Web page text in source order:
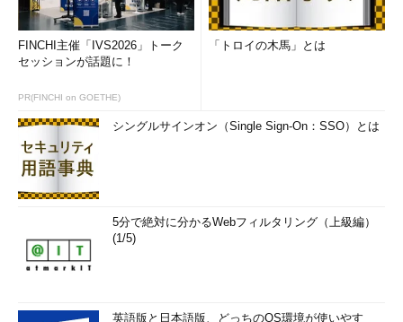
FINCHI主催「IVS2026」トーク
セッションが話題に！
PR(FINCHI on GOETHE)
「トロイの木馬」とは
シングルサインオン（Single Sign-On：SSO）とは
5分で絶対に分かるWebフィルタリング（上級編）
(1/5)
英語版と日本語版、どっちのOS環境が使いやす